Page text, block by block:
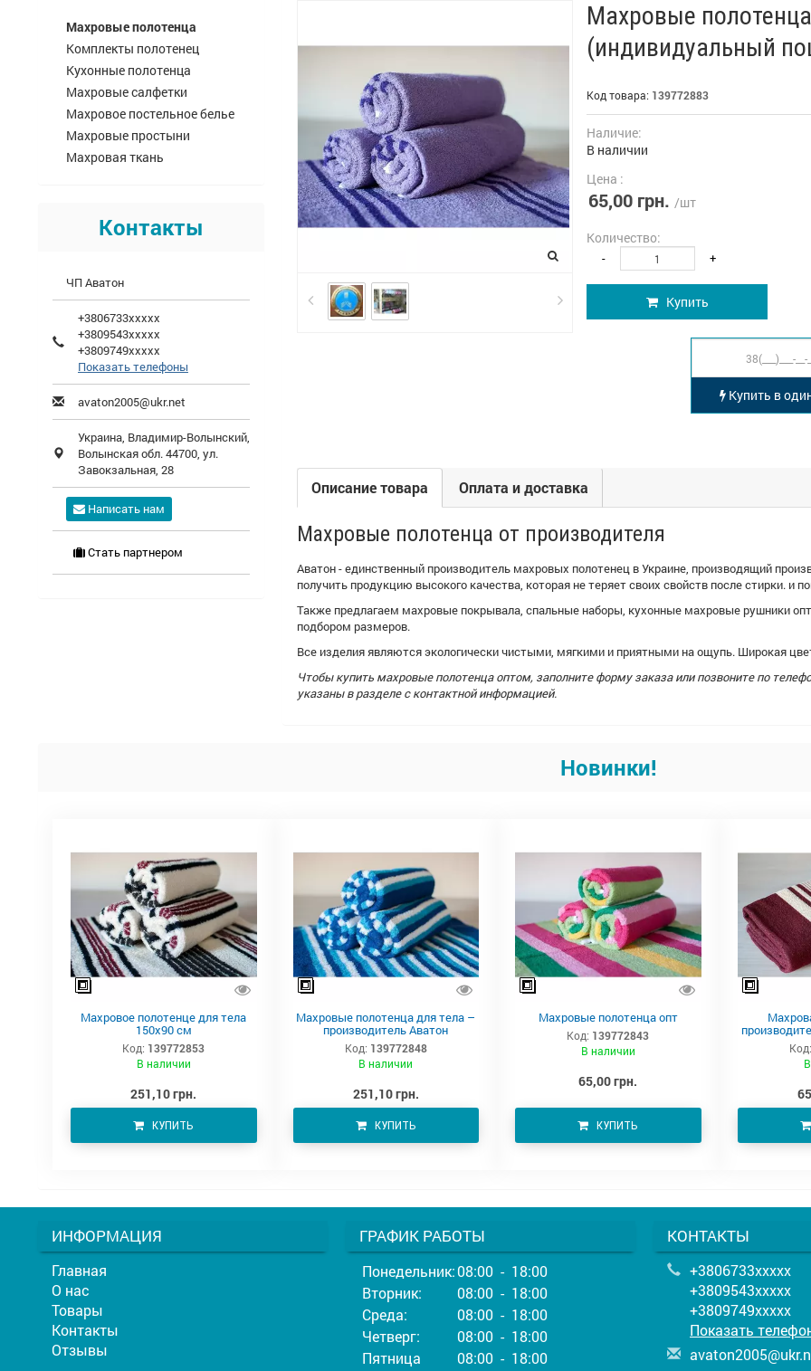
Махровые
(индивидуальный
Код товара: 139772883
Наличие:
В наличии
Цена :
65,00 грн. /шт
Количество:
- +
Купить
Купить в
Описание товара Оплата и доставка
Махровые полотенца от производителя
Аватон - единственный производитель махровых полотенец в Украине, производящий
получить продукцию высокого качества, которая не теряет своих свойств после стирки. и
Также предлагаем махровые покрывала, спальные наборы, кухонные махровые рушники
подбором размеров.
Все изделия являются экологически чистыми, мягкими и приятными на ощупь. Широкая
Чтобы купить махровые полотенца оптом, заполните форму заказа или позвоните по
указаны в разделе с контактной информацией.
Махровые полотенца
Комплекты полотенец
Кухонные полотенца
Махровые салфетки
Махровое постельное белье
Махровые простыни
Махровая ткань
Контакты
ЧП Аватон
+3806733xxxxx
+3809543xxxxx
+3809749xxxxx
Показать телефоны
avaton2005@ukr.net
Украина, Владимир-Волынский,
Волынская обл.44700, ул.
Завокзальная, 28
Написать нам
Стать партнером
Новинки!
Махровое полотенце для тела
150х90 см
Код: 139772853
В наличии
251,10 грн.
КУПИТЬ
Махровые полотенца для тела –
производитель Аватон
Код: 139772848
В наличии
251,10 грн.
КУПИТЬ
Махровые полотенца опт
Код: 139772843
В наличии
65,00 грн.
КУПИТЬ
ИНФОРМАЦИЯ
Главная
О нас
Товары
Контакты
Отзывы
ГРАФИК РАБОТЫ
Понедельник:08:00 - 18:00
Вторник:
08:00 - 18:00
Среда:
08:00 - 18:00
Четверг:
08:00 - 18:00
Пятница
08:00 - 18:00
КОНТАКТЫ
+3806733xxxxx
+3809543xxxxx
+3809749xxxxx
Показать
avaton2005@ukr.n